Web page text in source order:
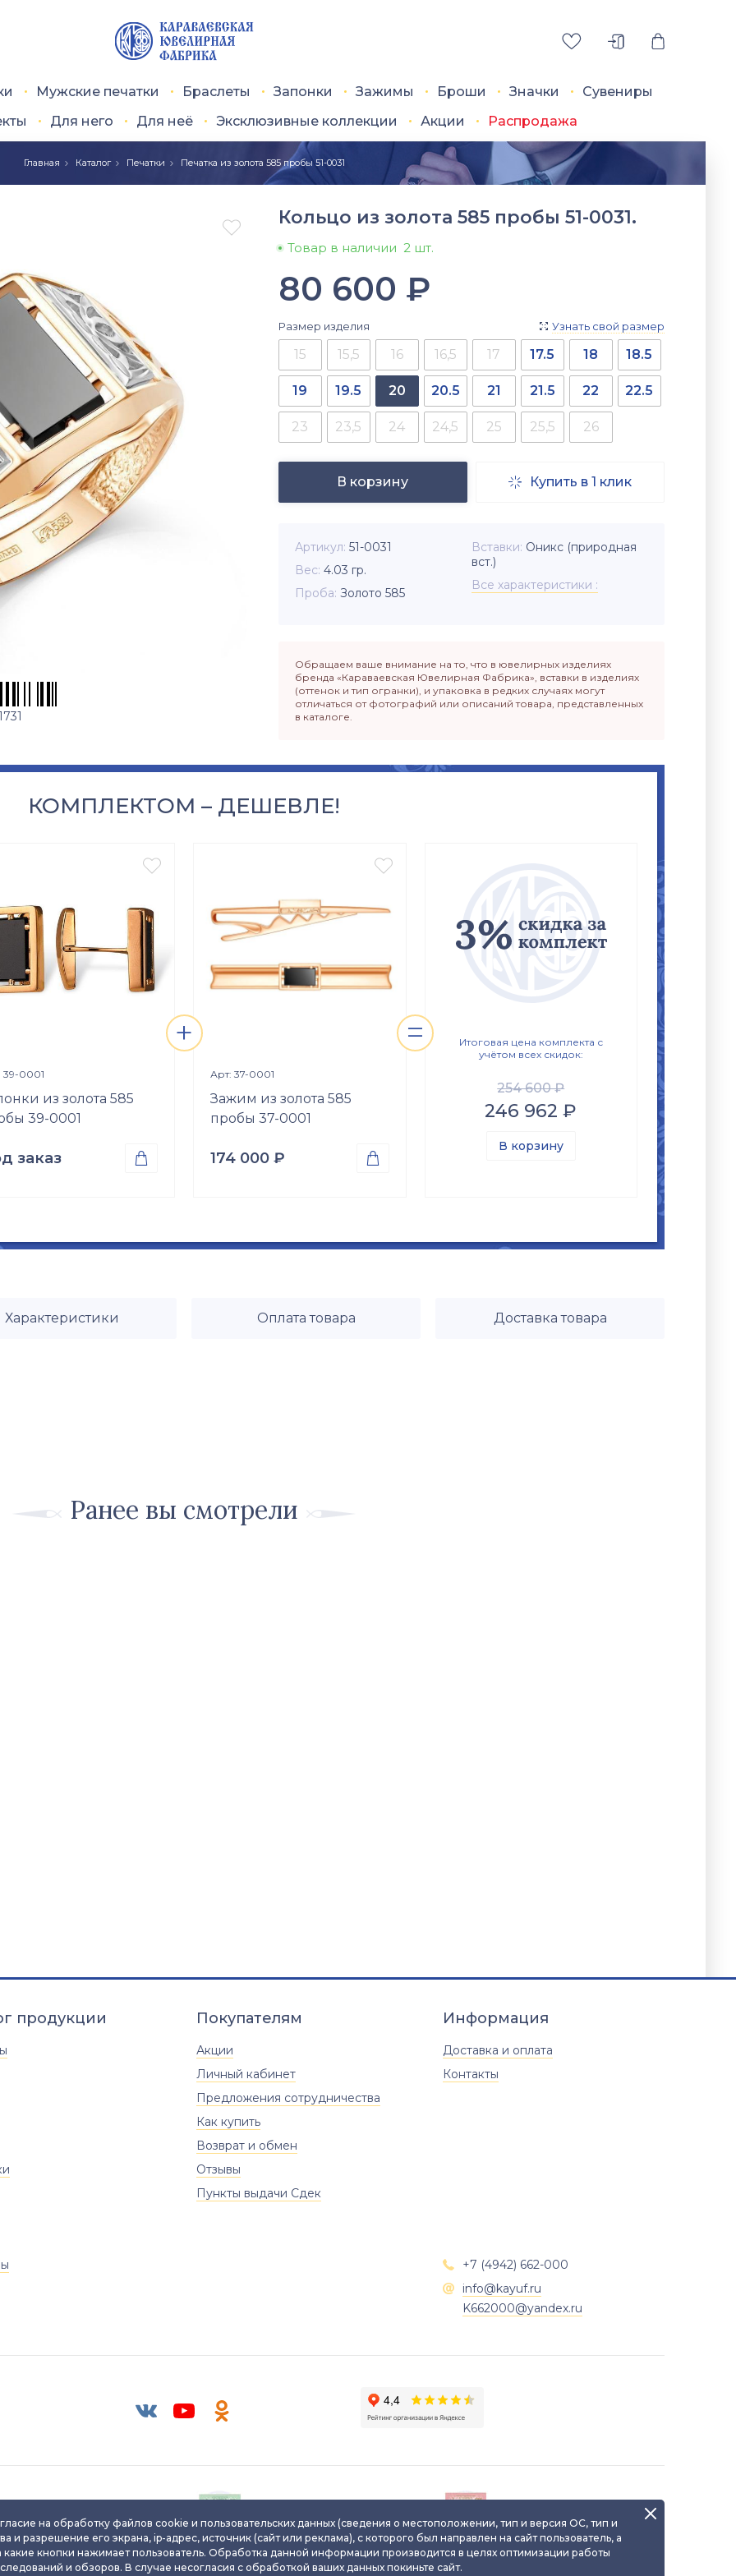
Мужские печатки Браслеты Запонки Зажимы Броши Значки
Сувениры
Для него Для неё Эксклюзивные коллекции Акции Распродажа
Главная Каталог Печатки Печатка из золота 585 пробы 51-0031
 Кольцо из золота 585 пробы 51-0031.
Товар в наличии 2 шт.
80 600 ₽
Размер изделия  Узнать свой размер
15 15,5 16 16,5 17 17.5 18 18.5
19 19.5 20 20.5 21 21.5 22 22.5
23 23,5 24 24,5 25 25,5 26
В корзину  Купить в 1 клик
Артикул 51-0031
Вес 4.03 гр.
Проба Золото 585
Вставки Оникс (природная
вст.)
Все характеристики
Обращаем ваше внимание на то, что в ювелирных изделиях
бренда «Караваевская Ювелирная Фабрика», вставки в изделиях
(оттенок и тип огранки), и упаковка в редких случаях могут
отличаться от фотографий или описаний товара, представленных
в каталоге.
КОМПЛЕКТОМ – ДЕШЕВЛЕ!

39-0001
из золота 585
39-0001
заказ 
+

Арт: 37-0001
Зажим из золота 585
пробы 37-0001
174 000 ₽ 
б\р
=
Итоговая цена комплекта с
учётом всех скидок:
254 600 ₽
246 962 ₽
В корзину
Характеристики Оплата товара Доставка товара
Ранее вы смотрели
продукции Покупателям
Акции
Личный кабинет
Предложения сотрудничества
Как купить
Возврат и обмен
Отзывы
Пункты выдачи Сдек
Информация
Доставка и оплата
Контакты
 +7 (4942) 662-000

info@kayuf.ru
K662000@yandex.ru
ювелирного изделия
ювелирного изделия
ювелирного изделия
на обработку файлов cookie и пользовательских данных (сведения о местоположении, тип и версия ОС, тип и
и разрешение его экрана, ip-адрес, источник (сайт или реклама), с которого был направлен на сайт пользователь, а
кнопки нажимает пользователь. Обработка данной информации производится в целях оптимизации работы
и обзоров. В случае несогласия с обработкой ваших данных покиньте сайт.